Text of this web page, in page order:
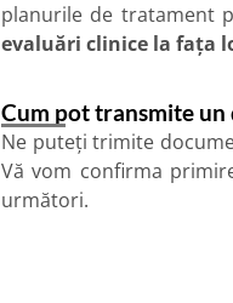
planurile de tratament
evaluări clinice la fața
Cum pot transmite un
Ne puteți trimite
Vă vom confirma
următori.